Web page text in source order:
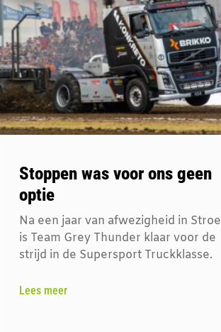
Stoppen was voor ons geen
optie
Na een jaar van afwezigheid in Stroe
is Team Grey Thunder klaar voor de
strijd in de Supersport Truckklasse.
Lees meer